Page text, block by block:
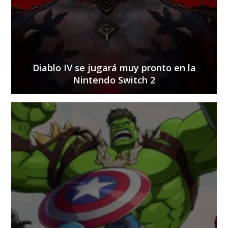
Diablo IV se jugará muy pronto en la
Nintendo Switch 2